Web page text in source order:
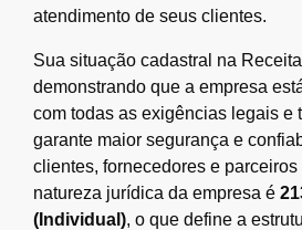
atendimento de seus clientes.
Sua situação cadastral na
demonstrando que a empresa
com todas as exigências legais e
garante maior segurança e
clientes, fornecedores e parceiros
natureza jurídica da empresa é
(Individual), o que define a